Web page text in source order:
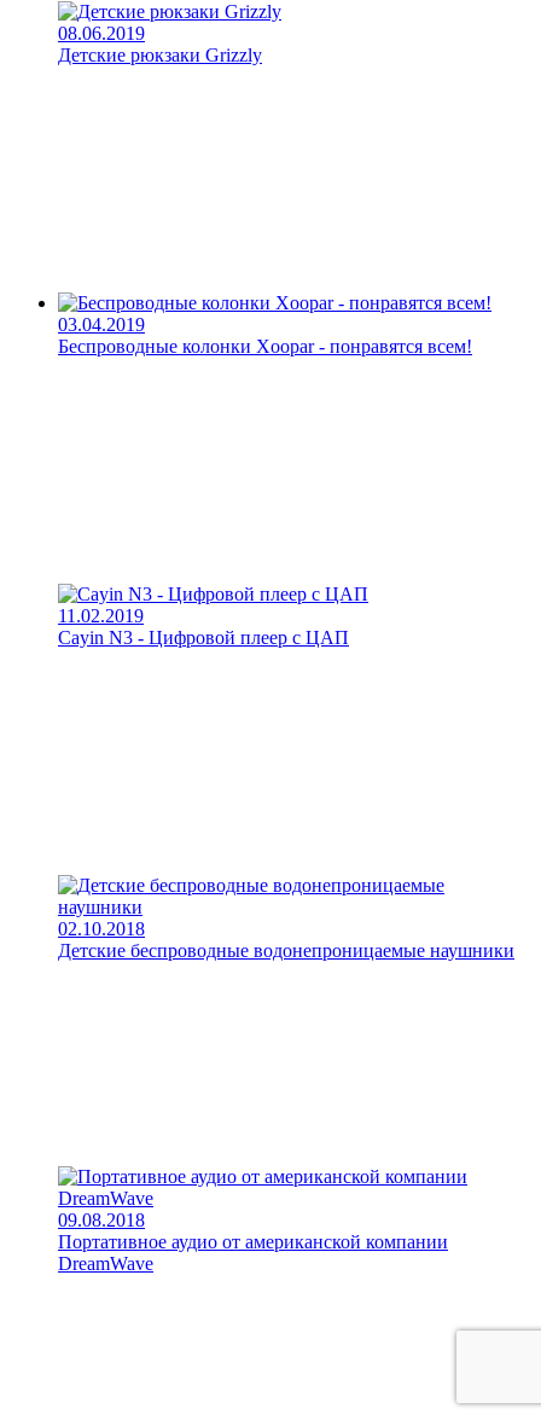
08.06.2019
Детские рюкзаки Grizzly
03.04.2019
Беспроводные колонки Xoopar - понравятся всем!
11.02.2019
Cayin N3 - Цифровой плеер с ЦАП
02.10.2018
Детские беспроводные водонепроницаемые наушники
09.08.2018
Портативное аудио от американской компании
DreamWave